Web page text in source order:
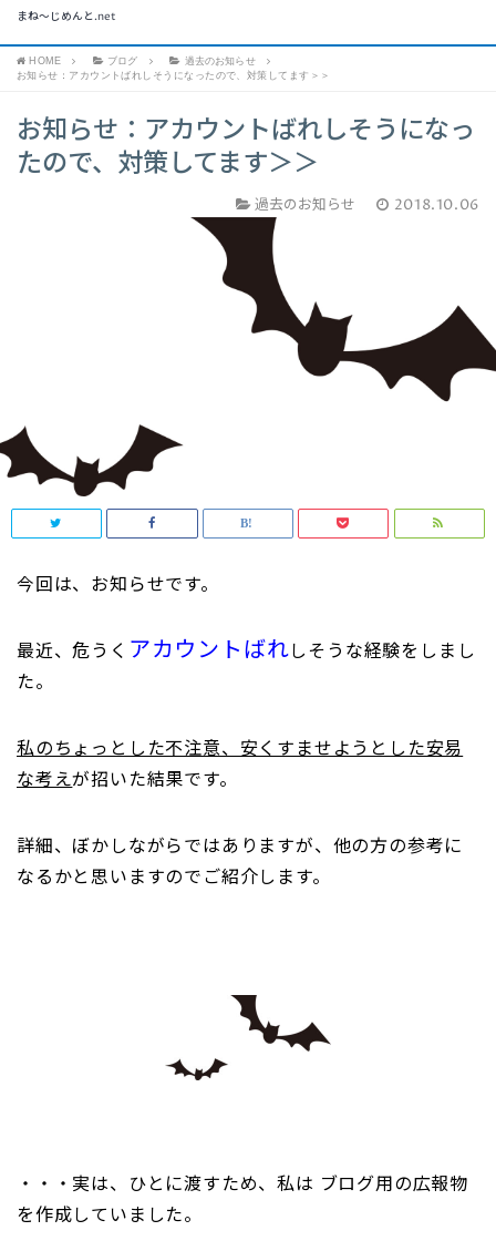
まね～じめんと.net
HOME ブログ
過去のお知らせ
お知らせ：アカウントばれしそうになったので、対策してます＞＞
お知らせ：アカウントばれしそうになっ
たので、対策してます＞＞
過去のお知らせ 2018.10.06
今回は、お知らせです。
最近、危うく アカウントばれしそうな経験をしまし
た。
私のちょっとした不注意、安くすませようとした安易
な考えが招いた結果です。
詳細、ぼかしながらではありますが、他の方の参考に
なるかと思いますのでご紹介します。
・・・実は、ひとに渡すため、私は ブログ用の広報物
を作成していました。